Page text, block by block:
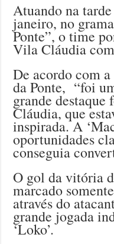
Atuando na
janeiro, no
Ponte”, o time
Vila Cláudia
De acordo com a
da Ponte, “foi
grande
Cláudia, que
inspirada. A
oportunidades
conseguia
O gol da vitória
marcado
através do
grande jogada
‘Loko’.